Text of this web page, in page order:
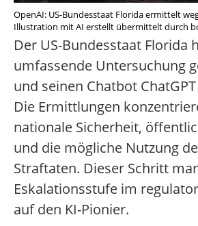
OpenAI: US-Bundesstaat Florida ermittelt
Illustration mit AI erstellt übermittelt durch
Der US-Bundesstaat Florida
umfassende Untersuchung
und seinen Chatbot
Die Ermittlungen
nationale Sicherheit,
und die mögliche Nutzung
Straftaten. Dieser Schritt
Eskalationsstufe im
auf den KI-Pionier.